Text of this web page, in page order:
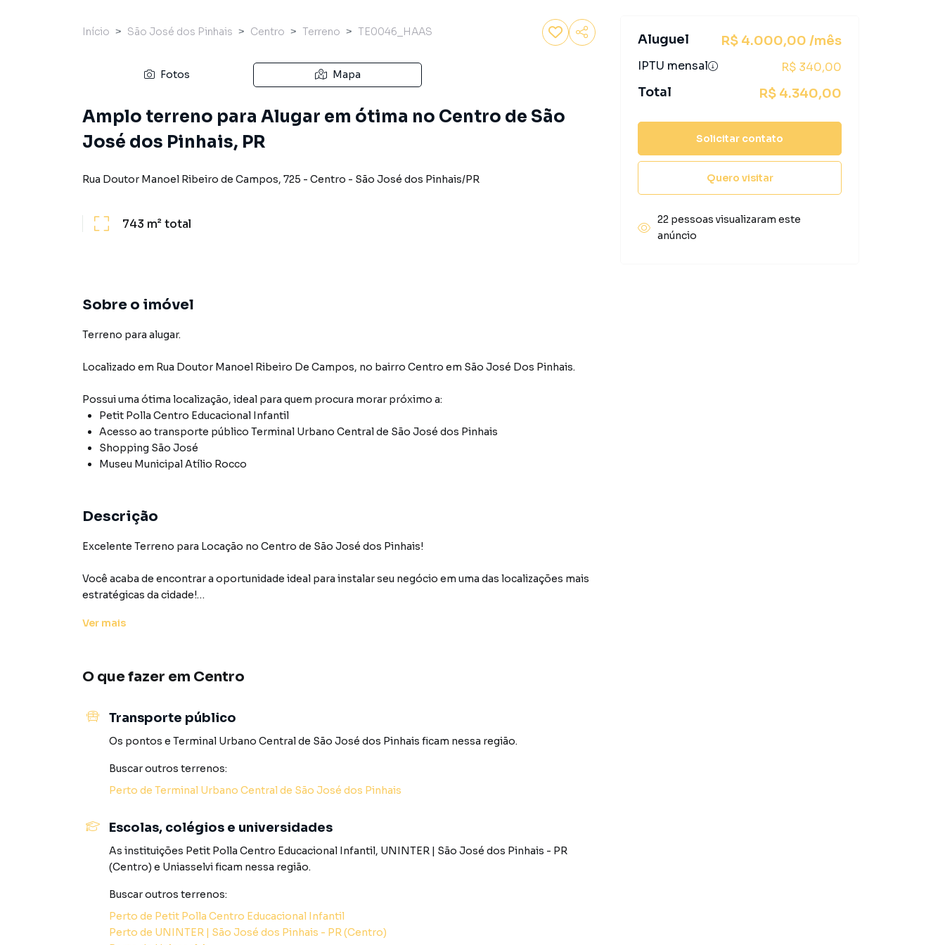
Início São José dos Pinhais Centro Terreno TE0046_HAAS
Fotos Mapa
Amplo terreno para Alugar em ótima no Centro de São
José dos Pinhais, PR
Rua Doutor Manoel Ribeiro de Campos, 725 - Centro - São José dos Pinhais/PR
743 m²total
Sobre o imóvel
Terreno para alugar.
Localizado em Rua Doutor Manoel Ribeiro De Campos, no bairro Centro em São José Dos Pinhais.
Possui uma ótima localização, ideal para quem procura morar próximo a:
Petit Polla Centro Educacional Infantil
Acesso ao transporte público Terminal Urbano Central de São José dos Pinhais
Shopping São José
Museu Municipal Atílio Rocco
Descrição
Excelente Terreno para Locação no Centro de São José dos Pinhais!
Você acaba de encontrar a oportunidade ideal para instalar seu negócio em uma das localizações mais
estratégicas da cidade!
pedestres e veículos, e cercado por comércio consolidado, bancos, escolas e serviços.
-Localização central privilegiada
-Ideal para estacionamentos, food trucks, quiosques, feiras, comércios temporários ou construção
modular
-Região com alta movimentação e grande potencial comercial
Não perca a chance de posicionar sua marca em um dos pontos mais movimentados da cidade. Entre
em contato agora e agende uma visita!
AGENDE JÁ SUA VISITA CONOSCO ATRAVÉS DO NOSSO WHATSAPP: (41) 99154-5641
VERIFICAR VALORES DE ALUGUEL BRUTO, TAXAS E GARANTIA LOCATÍCIA.
Não encontrou o que procurava em São José dos Pinhais? Entre em contato com nossa equipe pelo
telefone (41) 3282-8100.
Ver mais
O que fazer em Centro
Transporte público
Os pontos e Terminal Urbano Central de São José dos Pinhais ficam nessa região.
Buscar outros terrenos:
Perto de Terminal Urbano Central de São José dos Pinhais
Escolas, colégios e universidades
As instituições Petit Polla Centro Educacional Infantil, UNINTER | São José dos Pinhais - PR
(Centro) e Uniasselvificam nessa região.
Buscar outros terrenos:
Perto de Petit Polla Centro Educacional Infantil
Perto de UNINTER | São José dos Pinhais - PR (Centro)
Aluguel R$ 4.000,00 /mês
IPTU mensal R$ 340,00
Total R$ 4.340,00
Solicitar contato
Quero visitar
22 pessoas visualizaram este
anúncio